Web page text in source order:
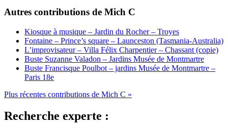
Autres contributions de Mich C
Kiosque à musique – Jardin du Rocher – Troyes
Fontaine – Prince’s square – Launceston (Tasmania-Australia)
L’improvisateur – Villa Félix Charpentier – Chassant (copie)
Buste Suzanne Valadon – Jardins Musée de Montmartre
Buste Francisque Poulbot – jardins Musée de Montmartre –
Paris 18e
Plus récentes contributions de Mich C »
Recherche experte :